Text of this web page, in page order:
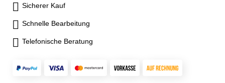
Sicherer Kauf
Schnelle Bearbeitung
Telefonische Beratung